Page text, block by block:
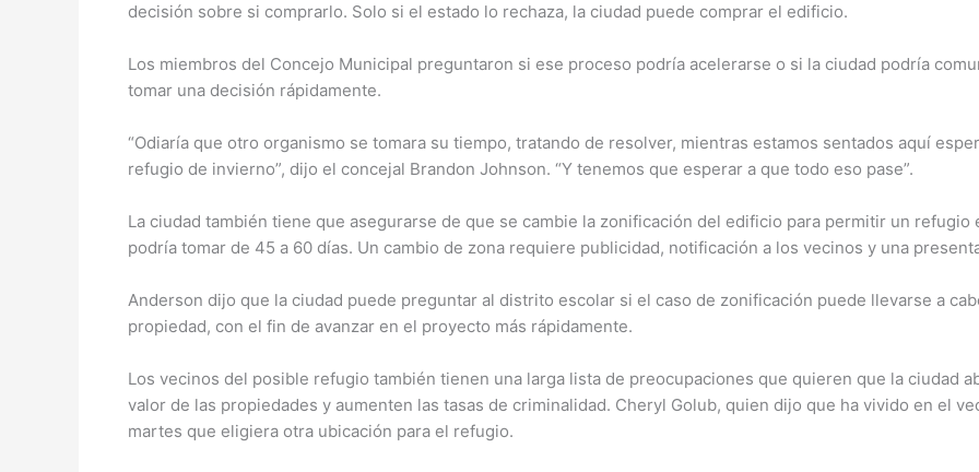
decisión sobre si comprarlo. Solo si el estado lo rechaza, la ciudad puede comprar el edificio.
Los miembros del Concejo Municipal preguntaron si ese proceso podría acelerarse o si la ciudad podría
tomar una decisión rápidamente.
“Odiaría que otro organismo se tomara su tiempo, tratando de resolver, mientras estamos sentados aquí
refugio de invierno”, dijo el concejal Brandon Johnson. “Y tenemos que esperar a que todo eso pase”.
La ciudad también tiene que asegurarse de que se cambie la zonificación del edificio para permitir un
podría tomar de 45 a 60 días. Un cambio de zona requiere publicidad, notificación a los vecinos y una
Anderson dijo que la ciudad puede preguntar al distrito escolar si el caso de zonificación puede llevarse a
propiedad, con el fin de avanzar en el proyecto más rápidamente.
Los vecinos del posible refugio también tienen una larga lista de preocupaciones que quieren que la ciudad
valor de las propiedades y aumenten las tasas de criminalidad. Cheryl Golub, quien dijo que ha vivido en el
martes que eligiera otra ubicación para el refugio.